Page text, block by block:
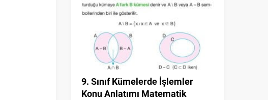
9. Sınıf Kümelerde İşlemler
Konu Anlatımı Matematik